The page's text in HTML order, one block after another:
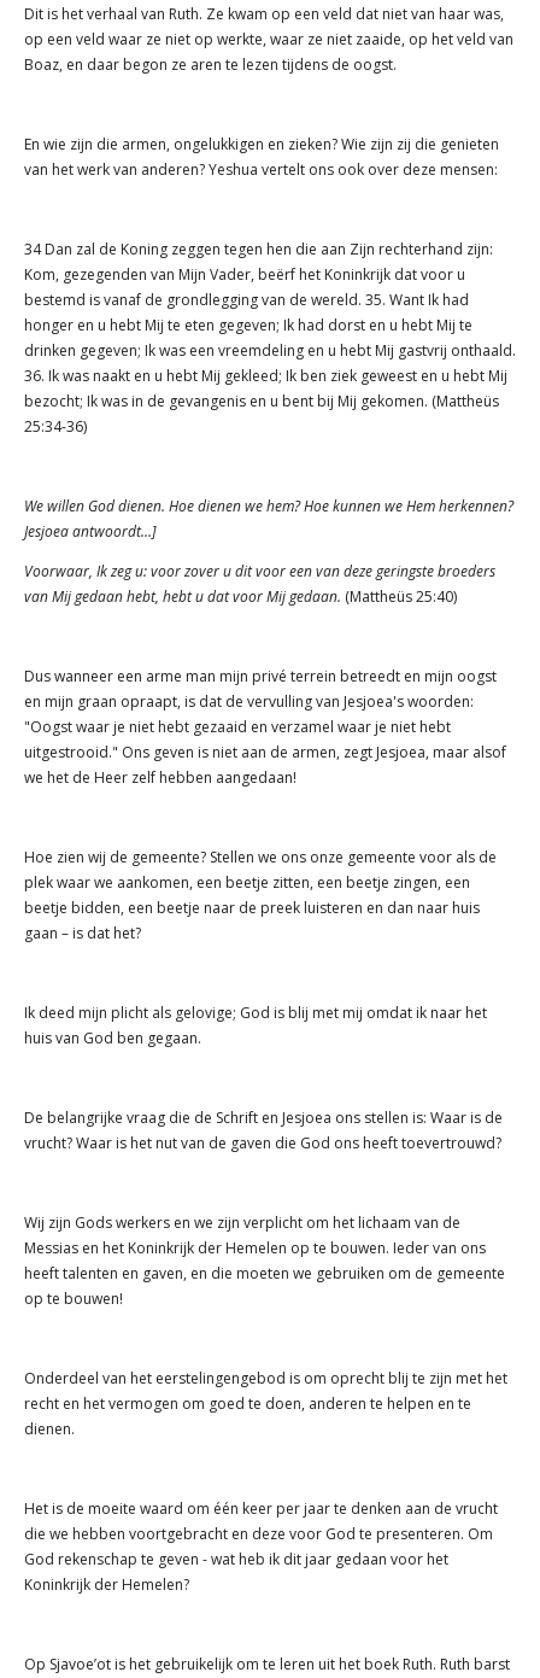
Dit is het verhaal van Ruth. Ze kwam op een veld dat niet van haar was,
op een veld waar ze niet op werkte, waar ze niet zaaide, op het veld van
Boaz, en daar begon ze aren te lezen tijdens de oogst.
En wie zijn die armen, ongelukkigen en zieken? Wie zijn zij die genieten
van het werk van anderen? Yeshua vertelt ons ook over deze mensen:
34 Dan zal de Koning zeggen tegen hen die aan Zijn rechterhand zijn:
Kom, gezegenden van Mijn Vader, beërf het Koninkrijk dat voor u
bestemd is vanaf de grondlegging van de wereld. 35. Want Ik had
honger en u hebt Mij te eten gegeven; Ik had dorst en u hebt Mij te
drinken gegeven; Ik was een vreemdeling en u hebt Mij gastvrij onthaald.
36. Ik was naakt en u hebt Mij gekleed; Ik ben ziek geweest en u hebt Mij
bezocht; Ik was in de gevangenis en u bent bij Mij gekomen. (Mattheüs
25:34-36)
We willen God dienen. Hoe dienen we hem? Hoe kunnen we Hem herkennen?
Jesjoea antwoordt...]
Voorwaar, Ik zeg u: voor zover u dit voor een van deze geringste broeders
van Mij gedaan hebt, hebt u dat voor Mij gedaan. (Mattheüs 25:40)
Dus wanneer een arme man mijn privé terrein betreedt en mijn oogst
en mijn graan opraapt, is dat de vervulling van Jesjoea's woorden:
"Oogst waar je niet hebt gezaaid en verzamel waar je niet hebt
uitgestrooid." Ons geven is niet aan de armen, zegt Jesjoea, maar alsof
we het de Heer zelf hebben aangedaan!
Hoe zien wij de gemeente? Stellen we ons onze gemeente voor als de
plek waar we aankomen, een beetje zitten, een beetje zingen, een
beetje bidden, een beetje naar de preek luisteren en dan naar huis
gaan – is dat het?
Ik deed mijn plicht als gelovige; God is blij met mij omdat ik naar het
huis van God ben gegaan.
De belangrijke vraag die de Schrift en Jesjoea ons stellen is: Waar is de
vrucht? Waar is het nut van de gaven die God ons heeft toevertrouwd?
Wij zijn Gods werkers en we zijn verplicht om het lichaam van de
Messias en het Koninkrijk der Hemelen op te bouwen. Ieder van ons
heeft talenten en gaven, en die moeten we gebruiken om de gemeente
op te bouwen!
Onderdeel van het eerstelingengebod is om oprecht blij te zijn met het
recht en het vermogen om goed te doen, anderen te helpen en te
dienen.
Het is de moeite waard om één keer per jaar te denken aan de vrucht
die we hebben voortgebracht en deze voor God te presenteren. Om
God rekenschap te geven - wat heb ik dit jaar gedaan voor het
Koninkrijk der Hemelen?
Op Sjavoe’ot is het gebruikelijk om te leren uit het boek Ruth. Ruth barst